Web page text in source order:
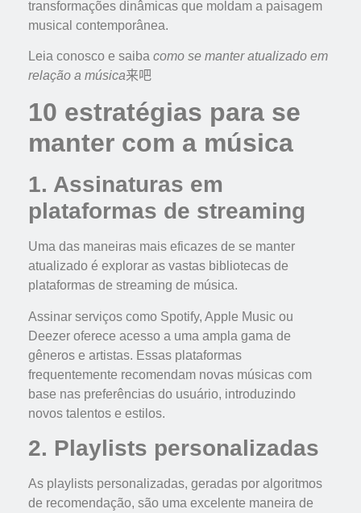
transformações dinâmicas que moldam a paisagem
musical contemporânea.
Leia conosco e saiba como se manter atualizado em
relação a música来吧
10 estratégias para se
manter com a música
1. Assinaturas em
plataformas de streaming
Uma das maneiras mais eficazes de se manter
atualizado é explorar as vastas bibliotecas de
plataformas de streaming de música.
Assinar serviços como Spotify, Apple Music ou
Deezer oferece acesso a uma ampla gama de
gêneros e artistas. Essas plataformas
frequentemente recomendam novas músicas com
base nas preferências do usuário, introduzindo
novos talentos e estilos.
2. Playlists personalizadas
As playlists personalizadas, geradas por algoritmos
de recomendação, são uma excelente maneira de